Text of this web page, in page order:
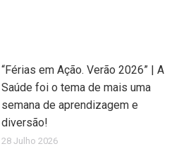
“Férias em Ação. Verão 2026” | A
Saúde foi o tema de mais uma
semana de aprendizagem e
diversão!
28 Julho 2026